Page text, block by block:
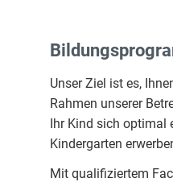
Unser Ziel ist es,
Rahmen unserer
Ihr Kind sich optimal
Kindergarten
Mit qualifiziertem